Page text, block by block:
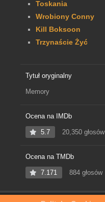
Toskania
Wrobiony Conny
Kill Boksoon
Trzynaście Żyć
Tytuł oryginalny
Memory
Ocena na IMDb
5.7 20,350 głosów
Ocena na TMDb
7.171 884 głosów